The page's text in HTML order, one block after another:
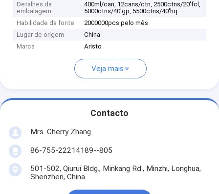
Detalhes da
embalagem
400ml/can, 12cans/ctn, 2500ctns/20'fcl,
5000ctns/40'gp, 5500ctns/40'hq
Habilidade da fonte
2000000pcs pelo mês
Lugar de origem
China
Marca
Aristo
Veja mais
Contacto
Mrs. Cherry Zhang
86-755-22214189--805
501-502, Qiurui Bldg., Minkang Rd., Minzhi, Longhua,
Shenzhen, China